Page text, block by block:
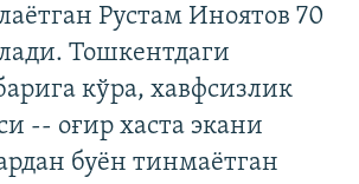
Рустам Иноятов 70
Тошкентдаги
кўра, хавфсизлик
-- оғир хаста экани
буён тинмаётган